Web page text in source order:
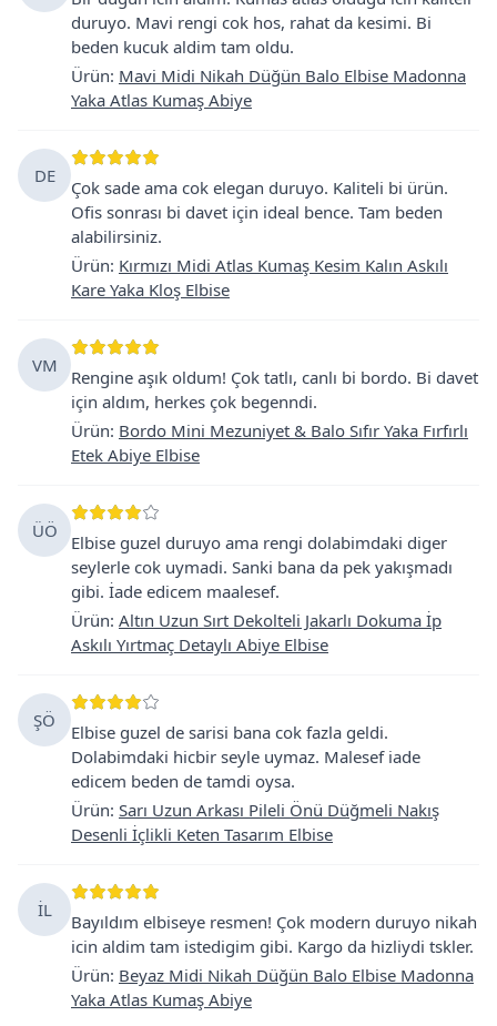
duruyo. Mavi rengi cok hos, rahat da kesimi. Bi
beden kucuk aldim tam oldu.
Ürün: Mavi Midi Nikah Düğün Balo Elbise Madonna
Yaka Atlas Kumaş Abiye
DE
Çok sade ama cok elegan duruyo. Kaliteli bi ürün.
Ofis sonrası bi davet için ideal bence. Tam beden
alabilirsiniz.
Ürün: Kırmızı Midi Atlas Kumaş Kesim Kalın Askılı
Kare Yaka Kloş Elbise
VM
Rengine aşık oldum! Çok tatlı, canlı bi bordo. Bi davet
için aldım, herkes çok begenndi.
Ürün: Bordo Mini Mezuniyet & Balo Sıfır Yaka Fırfırlı
Etek Abiye Elbise
ÜÖ
Elbise guzel duruyo ama rengi dolabimdaki diger
seylerle cok uymadi. Sanki bana da pek yakışmadı
gibi. İade edicem maalesef.
Ürün: Altın Uzun Sırt Dekolteli Jakarlı Dokuma İp
Askılı Yırtmaç Detaylı Abiye Elbise
ŞÖ
Elbise guzel de sarisi bana cok fazla geldi.
Dolabimdaki hicbir seyle uymaz. Malesef iade
edicem beden de tamdi oysa.
Ürün: Sarı Uzun Arkası Pileli Önü Düğmeli Nakış
Desenli İçlikli Keten Tasarım Elbise
İL
Bayıldım elbiseye resmen! Çok modern duruyo nikah
icin aldim tam istedigim gibi. Kargo da hizliydi tskler.
Ürün: Beyaz Midi Nikah Düğün Balo Elbise Madonna
Yaka Atlas Kumaş Abiye